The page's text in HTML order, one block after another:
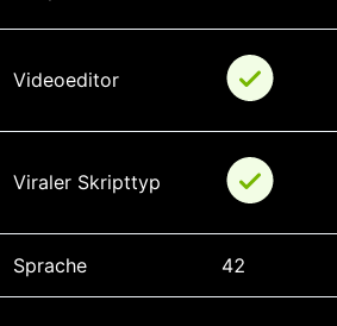
Videoeditor
Viraler Skripttyp
Sprache 42